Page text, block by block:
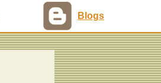
Blogs